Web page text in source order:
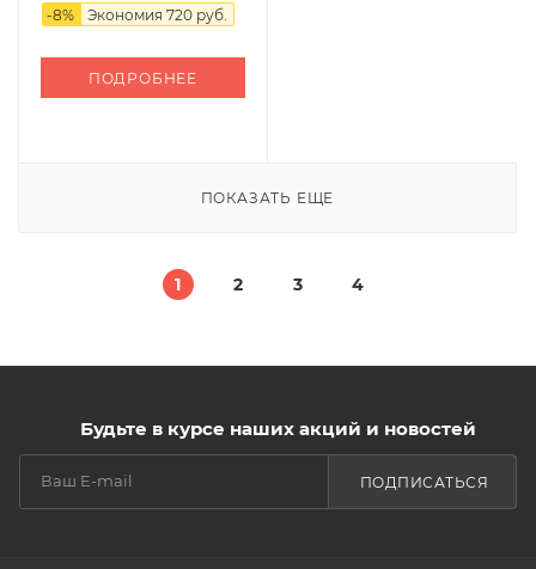
-8% Экономия 720 руб.
ПОДРОБНЕЕ
ПОКАЗАТЬ ЕЩЕ
1 2 3 4
Будьте в курсе наших акций и новостей
ПОДПИСАТЬСЯ